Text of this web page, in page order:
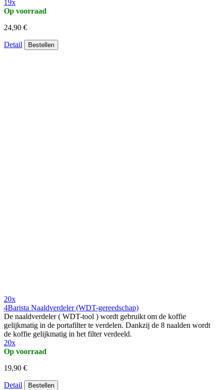
19x
Op voorraad
24,90 €
Detail Bestellen
20x
4Barista Naaldverdeler (WDT-gereedschap)
De naaldverdeler ( WDT-tool ) wordt gebruikt om de koffie
gelijkmatig in de portafilter te verdelen. Dankzij de 8 naalden wordt
de koffie gelijkmatig in het filter verdeeld.
20x
Op voorraad
19,90 €
Detail Bestellen